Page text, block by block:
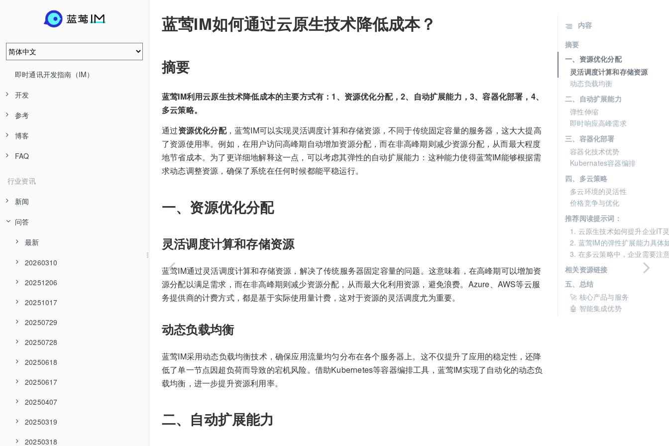
即时通讯开发指南（IM）
开发
参考
博客
FAQ
行业资讯
新闻
问答
最新
20260310
20251206
20251017
20250729
20250728
20250618
20250617
20250407
20250319
20250318
蓝莺IM如何通过云原生技术降低成本？
摘要
蓝莺IM利用云原生技术降低成本的主要方式有：1、资源优化分配，2、自动扩展能力，3、容器化部署，4、
多云策略。
通过资源优化分配，蓝莺IM可以实现灵活调度计算和存储资源，不同于传统固定容量的服务器，这大大提高
了资源使用率。例如，在用户访问高峰期自动增加资源分配，而在非高峰期则减少资源分配，从而最大程度
地节省成本。为了更详细地解释这一点，可以考虑其弹性的自动扩展能力：这种能力使得蓝莺IM能够根据需
求动态调整资源，确保了系统在任何时候都能平稳运行。
一、资源优化分配
灵活调度计算和存储资源
蓝莺IM通过灵活调度计算和存储资源，解决了传统服务器固定容量的问题。这意味着，在高峰期可以增加资
源分配以满足需求，而在非高峰期则减少资源分配，从而最大化利用资源，避免浪费。Azure、AWS等云服
务提供商的计费方式，都是基于实际使用量计费，这对于资源的灵活调度尤为重要。
动态负载均衡
蓝莺IM采用动态负载均衡技术，确保应用流量均匀分布在各个服务器上。这不仅提升了应用的稳定性，还降
低了单一节点因超负荷而导致的宕机风险。借助Kubernetes等容器编排工具，蓝莺IM实现了自动化的动态负
载均衡，进一步提升资源利用率。
二、自动扩展能力
内容
摘要
一、资源优化分配
灵活调度计算和存储资源
动态负载均衡
二、自动扩展能力
弹性伸缩
即时响应高峰需求
三、容器化部署
容器化技术优势
Kubernates容器编排
四、多云策略
多云环境的灵活性
价格竞争与优化
推荐阅读提示词：
1. 云原生技术如何提升企业IT
2. 蓝莺IM的弹性扩展能力具体
3. 在多云策略中，企业需要注
相关资源链接
五、总结
🚀 核心产品与服务
🤖 智能集成优势